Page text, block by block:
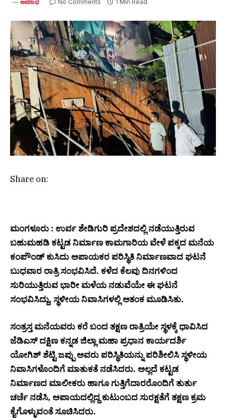
ಅಪರಾಧ No Comments 1 Min Read
Share on:
ಮಂಗಳೂರು : ಉರ್ವ ಶೇಡಿಗುರಿ ಪ್ರದೇಶದಲ್ಲಿ ನಡೆಯುತ್ತಿರುವ
ಬಹುಮಹಡಿ ಕಟ್ಟಡ ನಿರ್ಮಾಣ ಕಾಮಗಾರಿಯ ವೇಳೆ ಪಕ್ಕದ ಮನೆಯ
ಕಂಪೌಂಡ್ ಕುಸಿದು ಅಪಾಯಕರ ಪರಿಸ್ಥಿತಿ ನಿರ್ಮಾಣವಾದ ಘಟನೆ
ಬುಧವಾರ ರಾತ್ರಿ ಸಂಭವಿಸಿದೆ. ಕಳೆದ ಕೆಲವು ದಿನಗಳಿಂದ
ಸುರಿಯುತ್ತಿರುವ ಭಾರೀ ಮಳೆಯ ನಡುವೆಯೇ ಈ ಘಟನೆ
ಸಂಭವಿಸಿದ್ದು, ಸ್ಥಳೀಯ ನಿವಾಸಿಗಳಲ್ಲಿ ಆತಂಕ ಮೂಡಿಸಿತು.
ಸಂತ್ರಸ್ತ ಮನೆಯವರು ಕರೆ ಬಂದ ತಕ್ಷಣ ರಾತ್ರಿಯೇ ಸ್ಥಳಕ್ಕೆ ಧಾವಿಸಿದ
ಜೆಡಿಎಸ್ ದಕ್ಷಿಣ ಕನ್ನಡ ಜಿಲ್ಲಾ ಮಹಾ ಪ್ರಧಾನ ಕಾರ್ಯದರ್ಶಿ
ಯೋಗಿಶ್ ಶೆಟ್ಟಿ ಜಪ್ಪು ಅವರು ಪರಿಸ್ಥಿತಿಯನ್ನು ಪರಿಶೀಲಿಸಿ ಸ್ಥಳೀಯ
ನಿವಾಸಿಗಳೊಂದಿಗೆ ಮಾತುಕತೆ ನಡೆಸಿದರು. ಅಲ್ಲದೆ ಕಟ್ಟಡ
ನಿರ್ಮಾಣದ ಮಾಲೀಕರು ಹಾಗೂ ಗುತ್ತಿಗೆದಾರರೊಂದಿಗೆ ತುರ್ತು
ಚರ್ಚೆ ನಡೆಸಿ, ಅಪಾಯದಲ್ಲಿದ್ದ ಕುಟುಂಬದ ಸುರಕ್ಷತೆಗೆ ತಕ್ಷಣ ಕ್ರಮ
ಕೈಗೊಳ್ಳುವಂತೆ ಸೂಚಿಸಿದರು.